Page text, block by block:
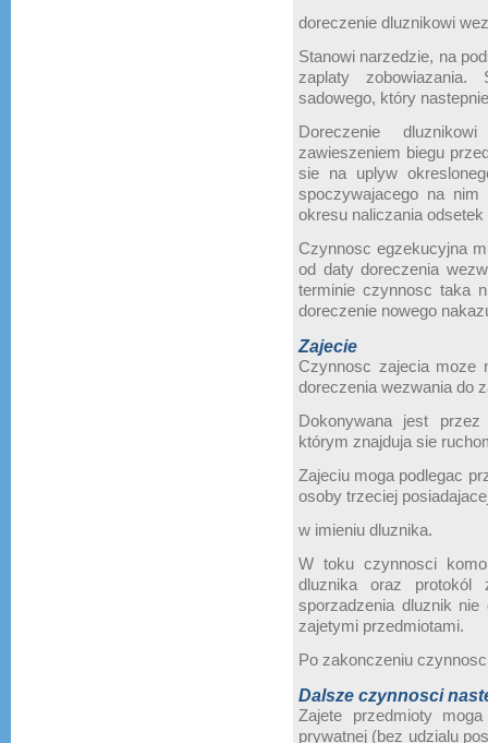
doreczenie dluznikowi
Stanowi narzedzie, na
zaplaty zobowiazania.
sadowego, który
Doreczenie
zawieszeniem biegu
sie na uplyw
spoczywajacego na nim
okresu naliczania
Czynnosc egzekucyjna
od daty doreczenia
terminie czynnosc taka
doreczenie nowego
Zajecie
Czynnosc zajecia moze
doreczenia wezwania do
Dokonywana jest
którym znajduja sie
Zajeciu moga podlegac
osoby trzeciej
w imieniu dluznika.
W toku czynnosci
dluznika oraz
sporzadzenia dluznik nie
zajetymi przedmiotami.
Po zakonczeniu
Dalsze czynnosci
Zajete przedmioty
prywatnej (bez udzialu